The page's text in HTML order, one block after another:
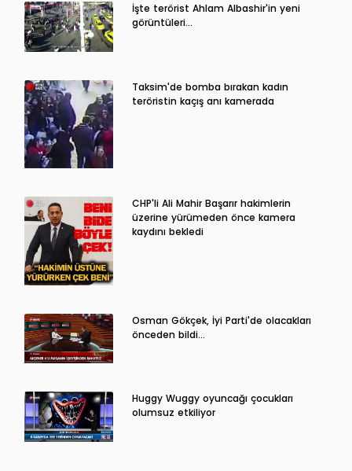
İşte terörist Ahlam Albashir'in yeni
görüntüleri…
Taksim'de bomba bırakan kadın
teröristin kaçış anı kamerada
CHP'li Ali Mahir Başarır hakimlerin
üzerine yürümeden önce kamera
kaydını bekledi
Osman Gökçek, İyi Parti'de olacakları
önceden bildi...
Huggy Wuggy oyuncağı çocukları
olumsuz etkiliyor